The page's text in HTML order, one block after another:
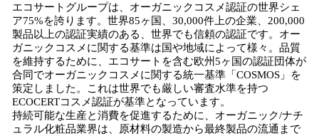
エコサートグループは、オーガニックコスメ認証の世界シェ
ア75%を誇ります。世界85ヶ国、30,000件上の企業、200,000
製品以上の認証実績のある、世界でも信頼の認証です。オー
ガニックコスメに関する基準は国や地域によって様々。品質
を維持するために、エコサートを含む欧州5ヶ国の認証団体が
合同でオーガニックコスメに関する統一基準「COSMOS」を
策定しました。これは世界でも厳しい審査水準を持つ
ECOCERTコスメ認証が基準となっています。
持続可能な生産と消費を促進するために、オーガニック/ナチ
ュラル化粧品業界は、原材料の製造から最終製品の流通まで